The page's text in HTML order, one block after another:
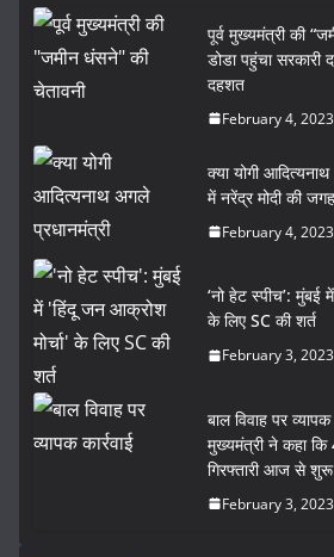
पूर्व मुख्यमंत्री की
डोडा पहुंचा सरकारी
दहशत
February 4, 2023
क्या योगी
में नरेंद्र मोदी की
February 4, 2023
‘नो हेट स्पीच’: मुंबई
के लिए SC की शर्त
February 3, 2023
बाल विवाह पर
मुख्यमंत्री ने कहा कि
गिरफ्तारी आज से शुरू
February 3, 2023